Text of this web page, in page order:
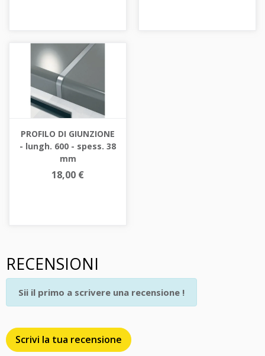
PROFILO DI GIUNZIONE
- lungh. 600 - spess. 38
mm
18,00 €
RECENSIONI
Scrivi la tua recensione
Sii il primo a scrivere una recensione !